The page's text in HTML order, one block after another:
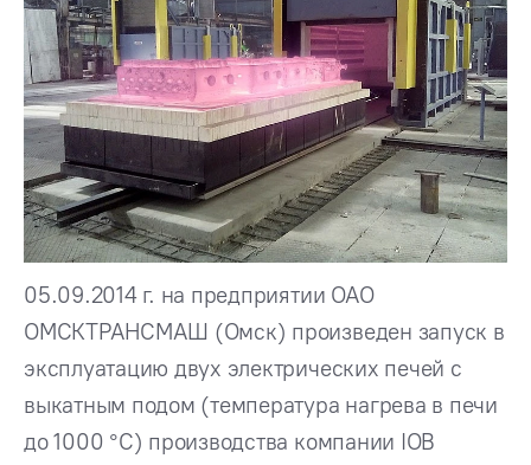
05.09.2014 г. на предприятии ОАО
ОМСКТРАНСМАШ (Омск) произведен запуск в
эксплуатацию двух электрических печей с
выкатным подом (температура нагрева в печи
до 1000 °С) производства компании IOB